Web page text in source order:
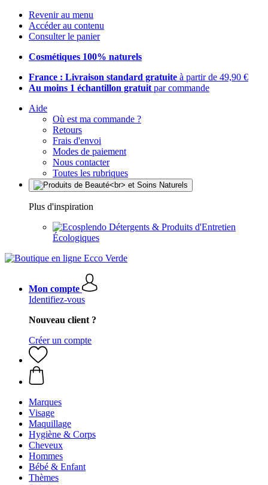
Revenir au menu
Accéder au contenu
Consulter le panier
Cosmétiques 100% naturels
France : Livraison standard gratuite à partir de 49,90 €
Au moins 1 échantillon gratuit par commande
Aide
Où est ma commande ?
Retours
Frais d'envoi
Modes de paiement
Nous contacter
Toutes les rubriques
Plus d'inspiration
Détergents & Produits d'Entretien
Écologiques
Mon compte
Identifiez-vous
Nouveau client ?
Créer un compte
Marques
Visage
Maquillage
Hygiène & Corps
Cheveux
Hommes
Bébé & Enfant
Thèmes